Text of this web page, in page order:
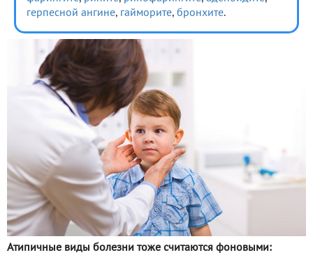
герпесной ангине, гайморите, бронхите.
Атипичные виды болезни тоже считаются фоновыми: